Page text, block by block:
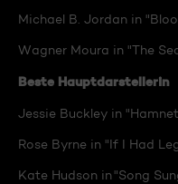
Michael B. Jordan in
Wagner Moura in "The
Beste Hauptdarstellerin
Jessie Buckley in
Rose Byrne in "If I Had
Kate Hudson in "Song